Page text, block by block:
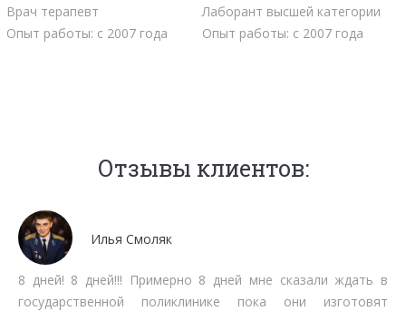
Врач терапевт
Опыт работы: с 2007 года
Лаборант высшей категории
Опыт работы: с 2007 года
Отзывы клиентов:
Илья Смоляк
8 дней! 8 дней!!! Примерно 8 дней мне сказали ждать в
государственной поликлинике пока они изготовят